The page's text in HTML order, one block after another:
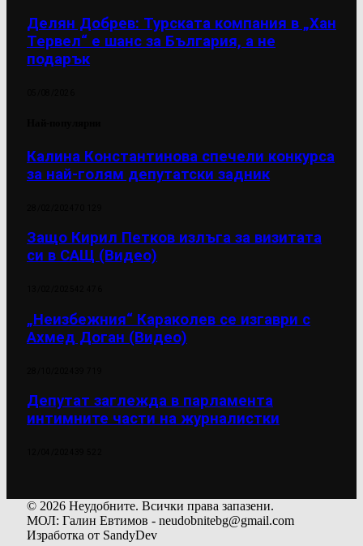
Делян Добрев: Турската компания в „Хан
Тервел“ е шанс за България, а не
подарък
Калина Константинова спечели конкурса
за най-голям депутатски задник
Защо Кирил Петков излъга за визитата
си в САЩ (Видео)
„Неизбежния“ Караколев се изгаври с
Ахмед Доган (Видео)
Депутат заглежда в парламента
интимните части на журналистки
© 2026 Неудобните. Всички права запазени.
МОЛ: Галин Евтимов - neudobnitebg@gmail.com
Изработка от SandyDev